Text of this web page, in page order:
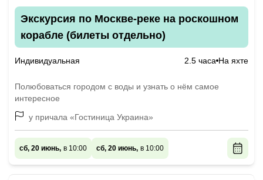
Экскурсия по Москве-реке на роскошном
корабле (билеты отдельно)
Индивидуальная 2.5 часа На яхте
Полюбоваться городом с воды и узнать о нём самое
интересное
у причала «Гостиница Украина»
сб, 20 июнь, в 10:00 сб, 20 июнь, в 10:00